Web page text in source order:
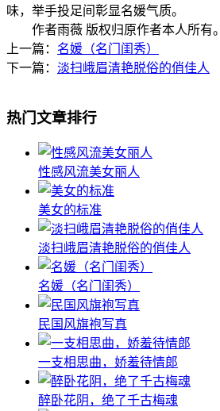
味，举手投足间彰显名媛气质。
作者雨薇 版权归原作者本人所有。
上一篇： 名媛（名门闺秀）
下一篇： 淡扫峨眉清艳脱俗的俏佳人
热门文章排行
性感风流美女丽人
美女的标准
淡扫峨眉清艳脱俗的俏佳人
名媛（名门闺秀）
民国风旗袍写真
一支相思曲，娇羞待情郎
醉卧花阴，绝了千古梅魂